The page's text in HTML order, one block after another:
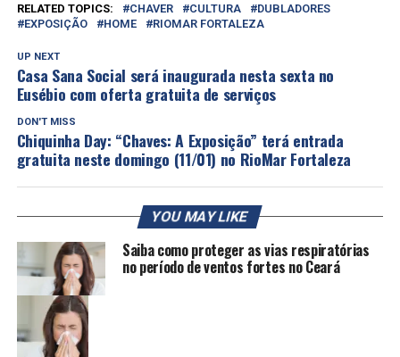
RELATED TOPICS: CHAVER CULTURA
DUBLADORES
EXPOSIÇÃO
HOME RIOMAR FORTALEZA
UP NEXT
Casa Sana Social será inaugurada nesta sexta no
Eusébio com oferta gratuita de serviços
DON'T MISS
Chiquinha Day: “Chaves: A Exposição” terá entrada
gratuita neste domingo (11/01) no RioMar Fortaleza
YOU MAY LIKE
Saiba como proteger as vias respiratórias
no período de ventos fortes no Ceará